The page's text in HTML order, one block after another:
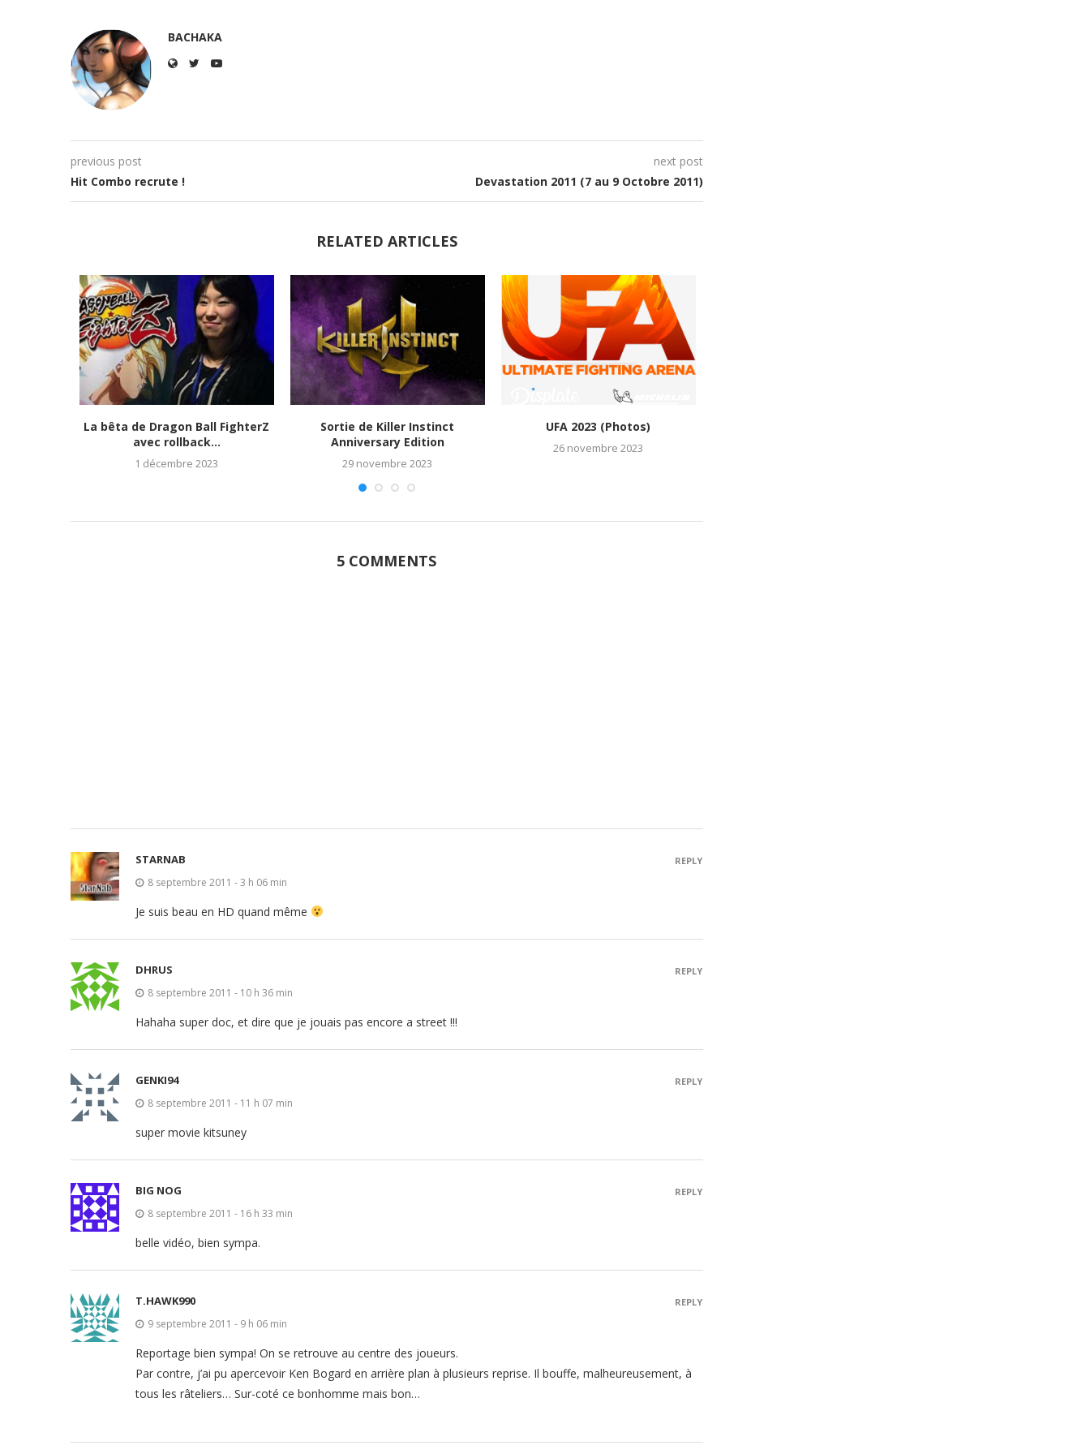
BACHAKA
previous post
Hit Combo recrute !
next post
Devastation 2011 (7 au 9 Octobre 2011)
RELATED ARTICLES
La bêta de Dragon Ball FighterZ
avec rollback...
1 décembre 2023
Sortie de Killer Instinct
Anniversary Edition
29 novembre 2023
UFA 2023 (Photos)
26 novembre 2023
5 COMMENTS
STARNAB
8 septembre 2011 - 3 h 06 min
Je suis beau en HD quand même
REPLY
DHRUS
8 septembre 2011 - 10 h 36 min
Hahaha super doc, et dire que je jouais pas encore a street !!!
REPLY
GENKI94
8 septembre 2011 - 11 h 07 min
super movie kitsuney
REPLY
BIG NOG
8 septembre 2011 - 16 h 33 min
belle vidéo, bien sympa.
REPLY
T.HAWK990
9 septembre 2011 - 9 h 06 min
Reportage bien sympa! On se retrouve au centre des joueurs.
Par contre, j’ai pu apercevoir Ken Bogard en arrière plan à plusieurs reprise. Il bouffe, malheureusement, à
tous les râteliers… Sur-coté ce bonhomme mais bon…
REPLY